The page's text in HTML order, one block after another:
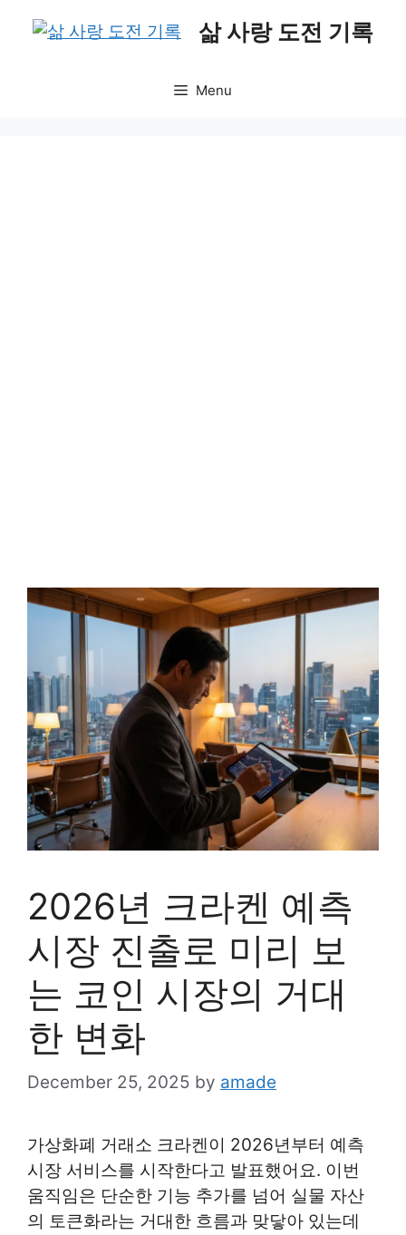
삶 사랑 도전 기록
Menu
2026년 크라켄 예측
시장 진출로 미리 보
는 코인 시장의 거대
한 변화
December 25, 2025 by amade
가상화폐 거래소 크라켄이 2026년부터 예측
시장 서비스를 시작한다고 발표했어요. 이번
움직임은 단순한 기능 추가를 넘어 실물 자산
의 토큰화라는 거대한 흐름과 맞닿아 있는데